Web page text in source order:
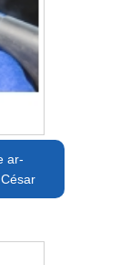
ar-